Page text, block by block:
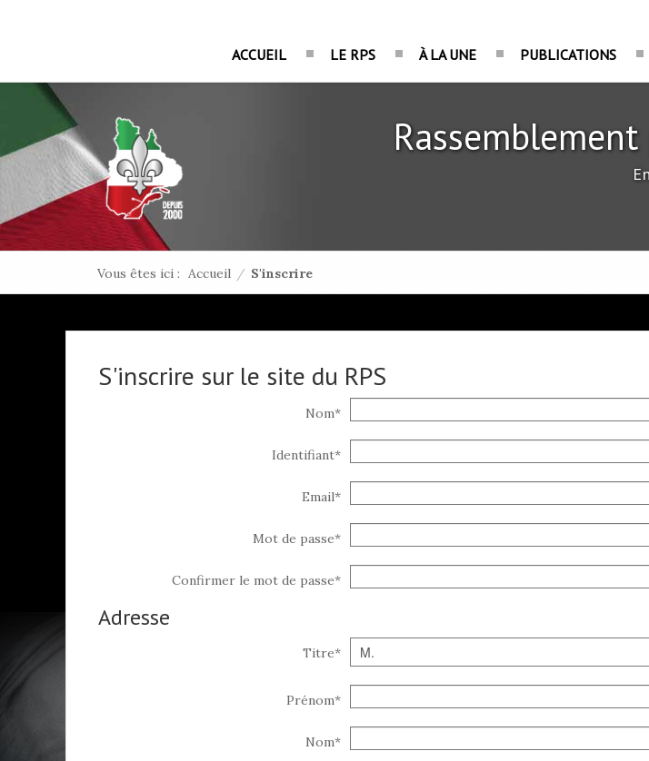
ACCUEIL LE RPS À LA UNE PUBLICATIONS
Vous êtes ici : Accueil / S'inscrire
S'inscrire sur le site du RPS
Nom*
Identifiant*
Email*
Mot de passe*
Confirmer le mot de passe*
Adresse
Titre*
Prénom*
Nom*